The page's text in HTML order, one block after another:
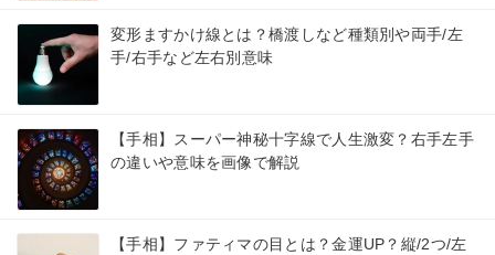
変形ますかけ線とは？橋渡しなど種類別や両手/左
手/右手など左右別意味
【手相】スーパー神秘十字線で人生激変？右手左手
の違いや意味を画像で解説
【手相】ファティマの目とは？金運UP？縦/2つ/左